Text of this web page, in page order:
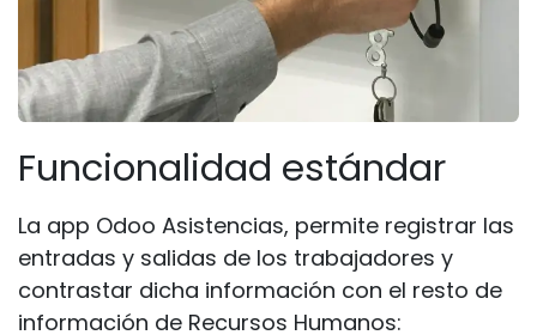
Funcionalidad estándar
La app Odoo Asistencias, permite registrar las
entradas y salidas de los trabajadores y
contrastar dicha información con el resto de
información de Recursos Humanos: